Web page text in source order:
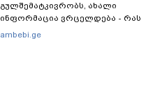
გულშემატკივრობს, ახალი
ინფორმაცია ვრცელდება - რას
წერს ბიჭუნას დედა?
ambebi.ge